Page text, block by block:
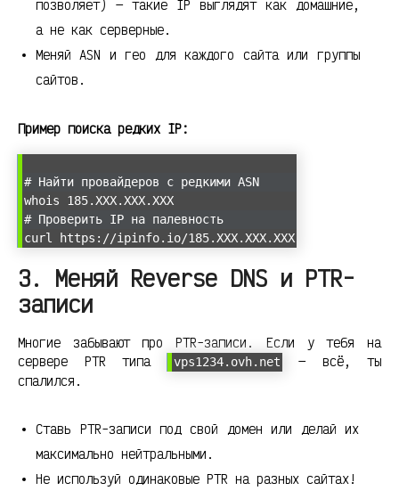
позволяет) — такие IP выглядят как домашние,
а не как серверные.
Меняй ASN и гео для каждого сайта или группы
сайтов.
Пример поиска редких IP:
# Найти провайдеров с редкими ASN
whois 185.XXX.XXX.XXX
# Проверить IP на палевность
curl https://ipinfo.io/185.XXX.XXX.XXX
3. Меняй Reverse DNS и PTR-
записи
Многие забывают про PTR-записи. Если у тебя на
сервере PTR типа
vps1234.ovh.net
— всё, ты
спалился.
Ставь PTR-записи под свой домен или делай их
максимально нейтральными.
Не используй одинаковые PTR на разных сайтах!